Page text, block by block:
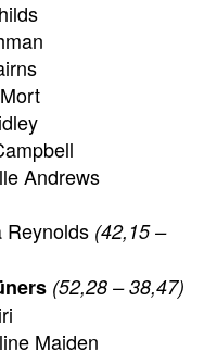
Andrews
Reynolds (42,15 –
(52,28 – 38,47)
Maiden